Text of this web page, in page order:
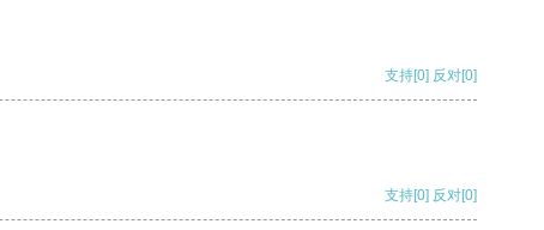
支持[0] 反对[0]
支持[0] 反对[0]